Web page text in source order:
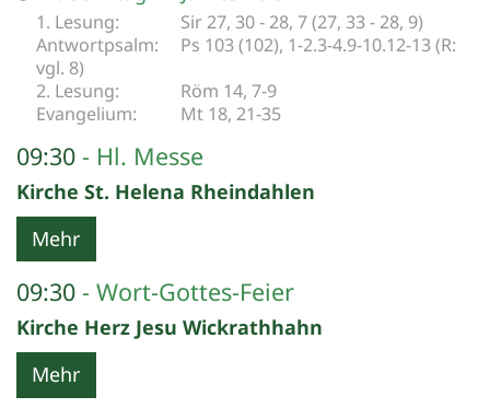
Sir 27, 30 - 28, 7 (27, 33 - 28, 9)
Ps 103 (102), 1-2.3-4.9-10.12-13 (R:
vgl. 8)
Röm 14, 7-9
Mt 18, 21-35
09:30 Hl. Messe
Kirche St. Helena Rheindahlen
Mehr
09:30 Wort-Gottes-Feier
Kirche Herz Jesu Wickrathhahn
Mehr